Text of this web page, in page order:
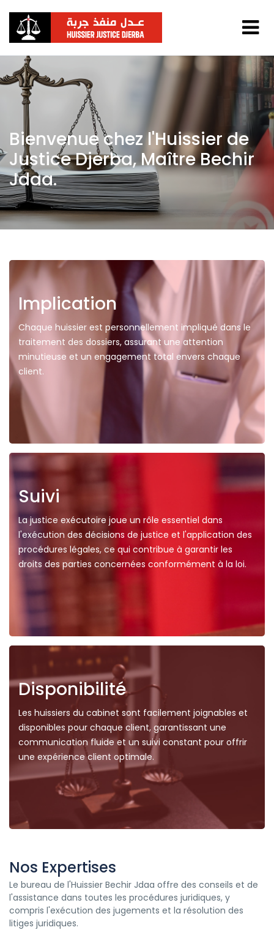
Bienvenue chez l'Huissier de
Justice Djerba, Maître Bechir
Jdaa.
Implication
Chaque huissier est personnellement impliqué dans le
traitement des dossiers, assurant une attention
minutieuse et un engagement total envers chaque
client.
Suivi
La justice exécutoire joue un rôle essentiel dans
l'exécution des décisions de justice et l'application des
procédures légales, ce qui contribue à garantir les
droits des parties concernées conformément à la loi.
Disponibilité
Les huissiers du cabinet sont facilement joignables et
disponibles pour chaque client, garantissant une
communication fluide et un suivi constant pour offrir
une expérience client optimale.
Nos Expertises
Le bureau de l'Huissier Bechir Jdaa offre des conseils et de
l'assistance dans toutes les procédures juridiques, y
compris l'exécution des jugements et la résolution des
litiges juridiques.